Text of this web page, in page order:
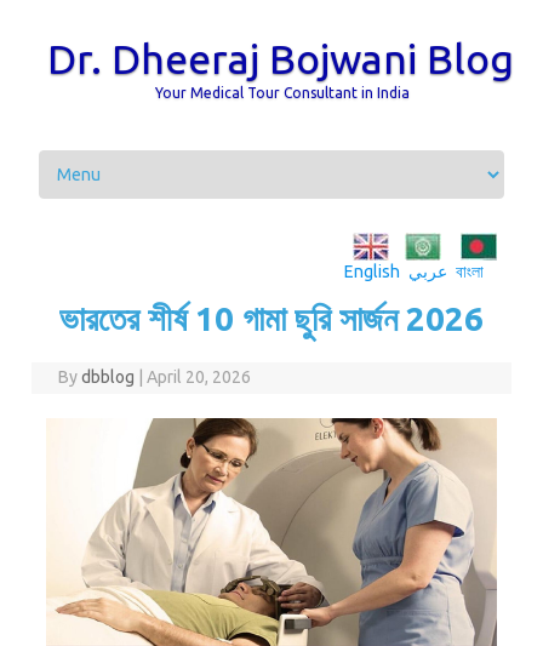
Dr. Dheeraj Bojwani Blog
Your Medical Tour Consultant in India
Skip to content
বাংলা عربي English
ভারতের শীর্ষ 10 গামা ছুরি সার্জন 2026
Bydbblog April 20, 2026